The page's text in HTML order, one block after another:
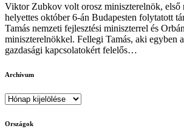
Viktor Zubkov volt orosz miniszterelnök, első
helyettes október 6-án Budapesten folytatott
Tamás nemzeti fejlesztési miniszterrel és
miniszterelnökkel. Fellegi Tamás, aki egyben
gazdasági kapcsolatokért felelős…
Archívum
Archívum
Országok